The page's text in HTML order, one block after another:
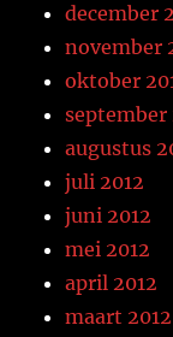
december
november
oktober
september
augustus
juli 2012
juni 2012
mei 2012
april 2012
maart 2012